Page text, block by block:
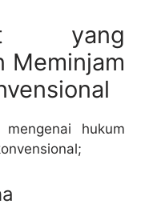
yang
Meminjam
hukum